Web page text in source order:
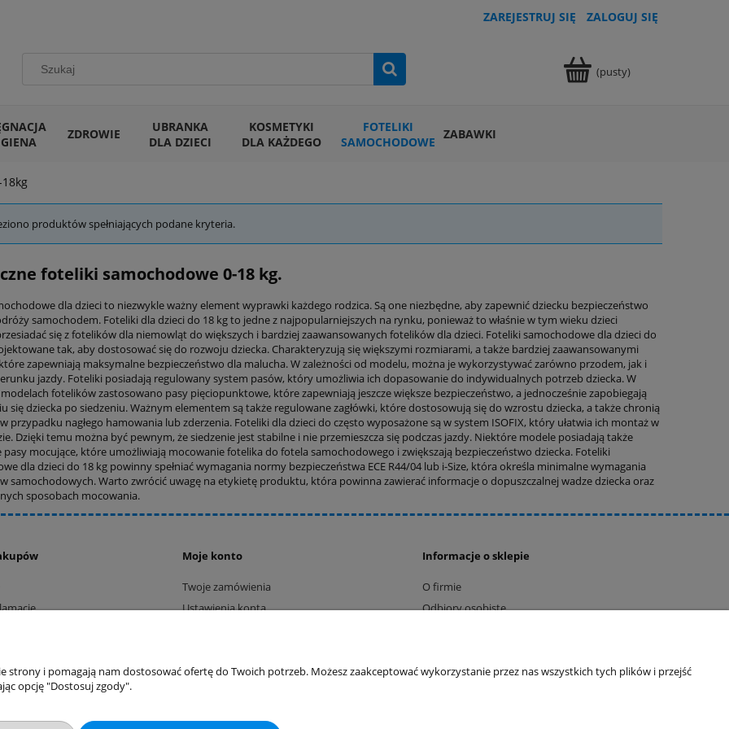
ZAREJESTRUJ SIĘ ZALOGUJ SIĘ
(pusty)
ZDROWIE
UBRANKA
DLA DZIECI
KOSMETYKI
DLA KAŻDEGO
FOTELIKI
SAMOCHODOWE ZABAWKI
produktów spełniających podane kryteria.
foteliki samochodowe 0-18 kg.
dla dzieci to niezwykle ważny element wyprawki każdego rodzica. Są one niezbędne, aby zapewnić dziecku bezpieczeństwo
samochodem. Foteliki dla dzieci do 18 kg to jedne z najpopularniejszych na rynku, ponieważ to właśnie w tym wieku dzieci
się z fotelików dla niemowląt do większych i bardziej zaawansowanych fotelików dla dzieci. Foteliki samochodowe dla dzieci do
tak, aby dostosować się do rozwoju dziecka. Charakteryzują się większymi rozmiarami, a także bardziej zaawansowanymi
zapewniają maksymalne bezpieczeństwo dla malucha. W zależności od modelu, można je wykorzystywać zarówno przodem, jak i
jazdy. Foteliki posiadają regulowany system pasów, który umożliwia ich dopasowanie do indywidualnych potrzeb dziecka. W
fotelików zastosowano pasy pięciopunktowe, które zapewniają jeszcze większe bezpieczeństwo, a jednocześnie zapobiegają
się dziecka po siedzeniu. Ważnym elementem są także regulowane zagłówki, które dostosowują się do wzrostu dziecka, a także chronią
w przypadku nagłego hamowania lub zderzenia. Foteliki dla dzieci do często wyposażone są w system ISOFIX, który ułatwia ich montaż w
Dzięki temu można być pewnym, że siedzenie jest stabilne i nie przemieszcza się podczas jazdy. Niektóre modele posiadają także
mocujące, które umożliwiają mocowanie fotelika do fotela samochodowego i zwiększają bezpieczeństwo dziecka. Foteliki
dla dzieci do 18 kg powinny spełniać wymagania normy bezpieczeństwa ECE R44/04 lub i-Size, która określa minimalne wymagania
samochodowych. Warto zwrócić uwagę na etykietę produktu, która powinna zawierać informacje o dopuszczalnej wadze dziecka oraz
sposobach mocowania.
dostawy
Moje konto
Twoje zamówienia
Ustawienia konta
Informacje o sklepie
O firmie
Odbiory osobiste
strony i pomagają nam dostosować ofertę do Twoich potrzeb. Możesz zaakceptować wykorzystanie przez nas wszystkich tych plików i przejść
opcję "Dostosuj zgody".